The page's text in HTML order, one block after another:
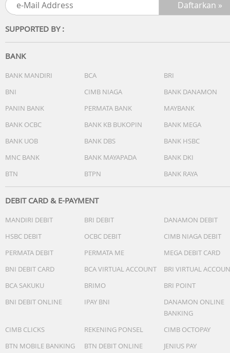
SUPPORTED BY :
BANK
BANK MANDIRI BCA
BRI
BNI
CIMB NIAGA
BANK DANAMON
PANIN BANK
PERMATA BANK
MAYBANK
BANK OCBC
BANK KB BUKOPIN
BANK MEGA
BANK UOB
BANK DBS
BANK HSBC
MNC BANK
BANK MAYAPADA
BANK DKI
BTN
BTPN BANK RAYA
DEBIT CARD & E-PAYMENT
MANDIRI DEBIT BRI DEBIT
DANAMON DEBIT
HSBC DEBIT
OCBC DEBIT
CIMB NIAGA DEBIT
PERMATA DEBIT
PERMATA ME
MEGA DEBIT CARD
BNI DEBIT CARD
BCA VIRTUAL ACCOUNT
BRI VIRTUAL
BCA SAKUKU
BRIMO
BRI POINT
BNI DEBIT ONLINE
IPAY BNI
DANAMON ONLINE
BANKING
CIMB CLICKS
REKENING PONSEL
CIMB OCTOPAY
BTN MOBILE BANKING
BTN DEBIT ONLINE
JENIUS PAY